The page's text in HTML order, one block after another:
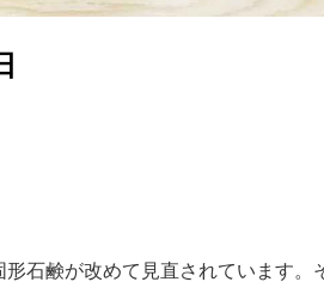
石鹸が改めて見直されています。